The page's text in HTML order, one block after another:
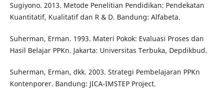
Sugiyono. 2013. Metode Penelitian Pendidikan: Pendekatan
Kuantitatif, Kualitatif dan R & D. Bandung: Alfabeta.
Suherman, Erman. 1993. Materi Pokok: Evaluasi Proses dan
Hasil Belajar PPKn. Jakarta: Universitas Terbuka, Depdikbud.
Suherman, Erman, dkk. 2003. Strategi Pembelajaran PPKn
Kontenporer. Bandung: JICA-IMSTEP Project.